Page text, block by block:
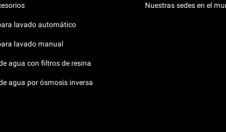
lavado automático
lavado manual
agua con filtros de resina
agua por ósmosis inversa
Nuestras sedes en el